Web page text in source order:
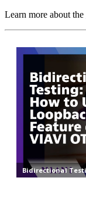
Learn more about the